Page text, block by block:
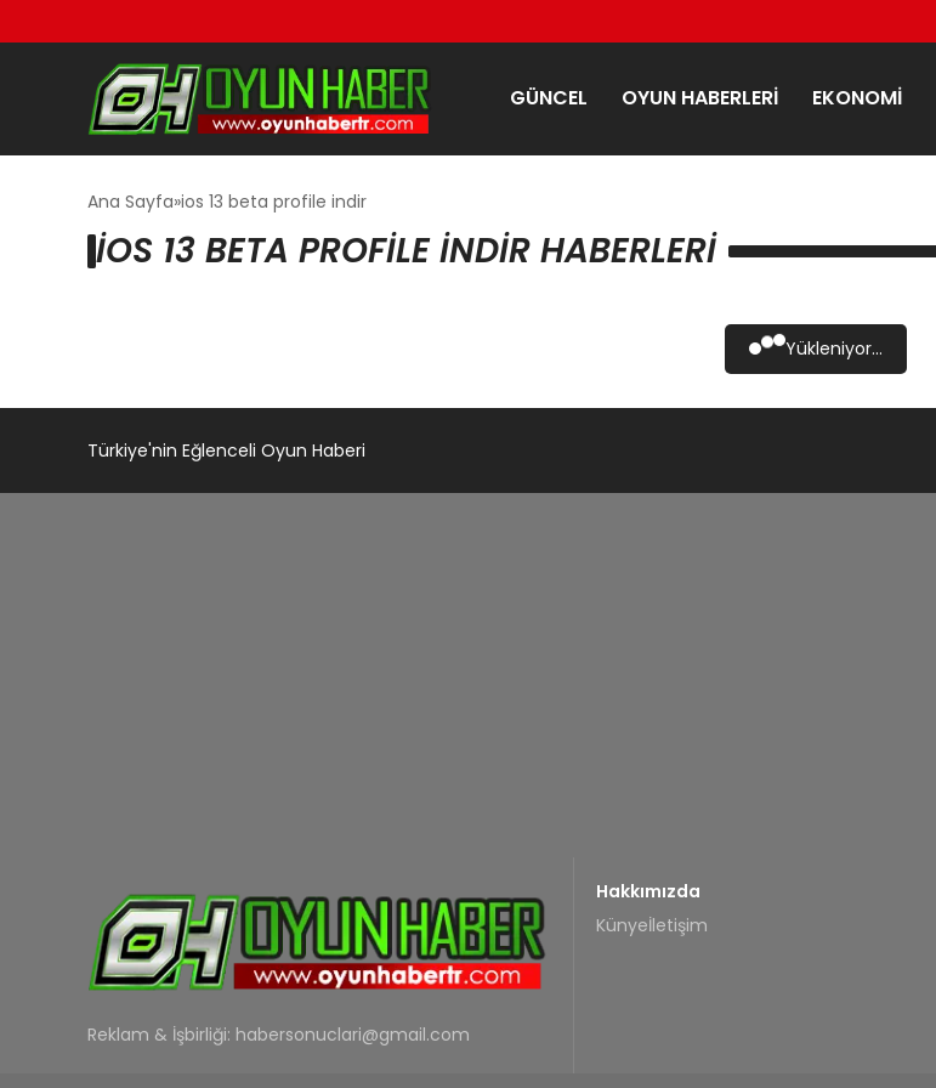
GÜNCEL OYUN HABERLERI EKONOMI
Ana Sayfa ios 13 beta profile indir
IOS 13 BETA PROFILE INDIR HABERLERI
Yükleniyor...
Türkiye'nin Eğlenceli Oyun Haberi
Reklam & İşbirliği: habersonuclari@gmail.com
Hakkımızda
Künyeİletişim